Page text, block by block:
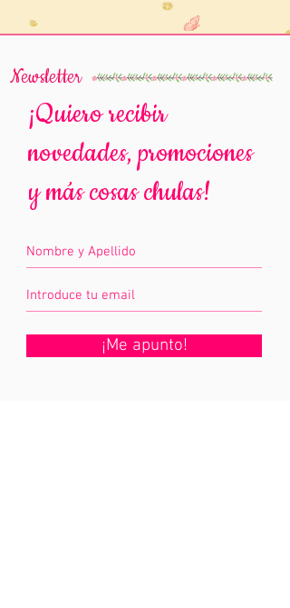
Newsletter
¡Quiero recibir
novedades, promociones
y más cosas chulas!
¡Me apunto!